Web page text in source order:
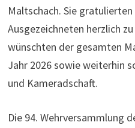
Maltschach. Sie
Ausgezeichneten herzlich
wünschten der gesamten
Jahr 2026 sowie weiterhin
und Kameradschaft.
Die 94. Wehrversammlung